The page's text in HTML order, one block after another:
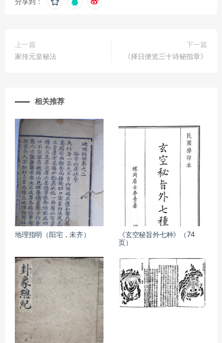
分享到：
上一篇
家传元皇秘法
下一篇
《择日便览三十诗秘指章》
相关推荐
地理指明（阳宅，未齐）
《玄空秘旨外七种》（74
页）